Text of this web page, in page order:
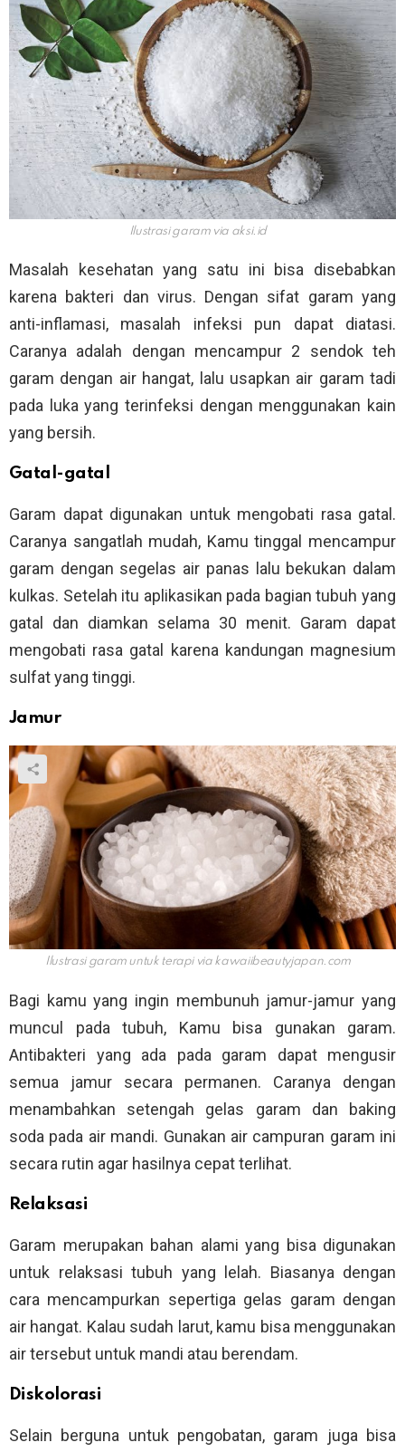
Ilustrasi garam via aksi.id
Masalah kesehatan yang satu ini bisa disebabkan
karena bakteri dan virus. Dengan sifat garam yang
anti-inflamasi, masalah infeksi pun dapat diatasi.
Caranya adalah dengan mencampur 2 sendok teh
garam dengan air hangat, lalu usapkan air garam tadi
pada luka yang terinfeksi dengan menggunakan kain
yang bersih.
Gatal-gatal
Garam dapat digunakan untuk mengobati rasa gatal.
Caranya sangatlah mudah, Kamu tinggal mencampur
garam dengan segelas air panas lalu bekukan dalam
kulkas. Setelah itu aplikasikan pada bagian tubuh yang
gatal dan diamkan selama 30 menit. Garam dapat
mengobati rasa gatal karena kandungan magnesium
sulfat yang tinggi.
Jamur
Ilustrasi garam untuk terapi via kawaiibeautyjapan.com
Bagi kamu yang ingin membunuh jamur-jamur yang
muncul pada tubuh, Kamu bisa gunakan garam.
Antibakteri yang ada pada garam dapat mengusir
semua jamur secara permanen. Caranya dengan
menambahkan setengah gelas garam dan baking
soda pada air mandi. Gunakan air campuran garam ini
secara rutin agar hasilnya cepat terlihat.
Relaksasi
Garam merupakan bahan alami yang bisa digunakan
untuk relaksasi tubuh yang lelah. Biasanya dengan
cara mencampurkan sepertiga gelas garam dengan
air hangat. Kalau sudah larut, kamu bisa menggunakan
air tersebut untuk mandi atau berendam.
Diskolorasi
Selain berguna untuk pengobatan, garam juga bisa